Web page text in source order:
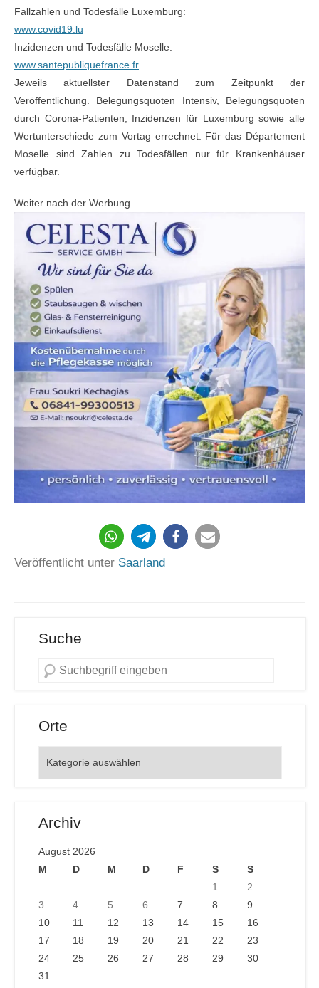
Fallzahlen und Todesfälle Luxemburg:
www.covid19.lu
Inzidenzen und Todesfälle Moselle:
www.santepubliquefrance.fr
Jeweils aktuellster Datenstand zum Zeitpunkt der
Veröffentlichung. Belegungsquoten Intensiv, Belegungsquoten
durch Corona-Patienten, Inzidenzen für Luxemburg sowie alle
Wertunterschiede zum Vortag errechnet. Für das Département
Moselle sind Zahlen zu Todesfällen nur für Krankenhäuser
verfügbar.
Weiter nach der Werbung
123
Veröffentlicht unter Saarland
Suche
Orte
Archiv
August 2026
M
D M D F S
S
1
2
3
4 5 6 7 8
9
10
11 12 13 14 15
16
17
18 19 20 21 22
23
24
25 26 27 28 29
30
31